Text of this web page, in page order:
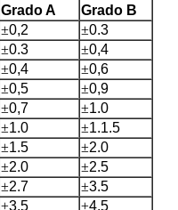
Grado A
Grado B
±0,2 ±0.3
±0.3 ±0,4
±0,4 ±0,6
±0,5 ±0,9
±0,7 ±1.0
±1.0 ±1.1.5
±1.5 ±2.0
±2.0 ±2.5
±2.7 ±3.5
±3.5 ±4.5